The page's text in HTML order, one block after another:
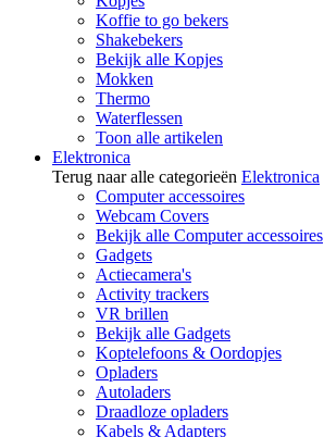
Koffie to go bekers
Shakebekers
Bekijk alle Kopjes
Mokken
Thermo
Waterflessen
Toon alle artikelen
Elektronica
Terug naar alle categorieën Elektronica
Computer accessoires
Webcam Covers
Bekijk alle Computer accessoires
Gadgets
Actiecamera's
Activity trackers
VR brillen
Bekijk alle Gadgets
Koptelefoons & Oordopjes
Opladers
Autoladers
Draadloze opladers
Kabels & Adapters